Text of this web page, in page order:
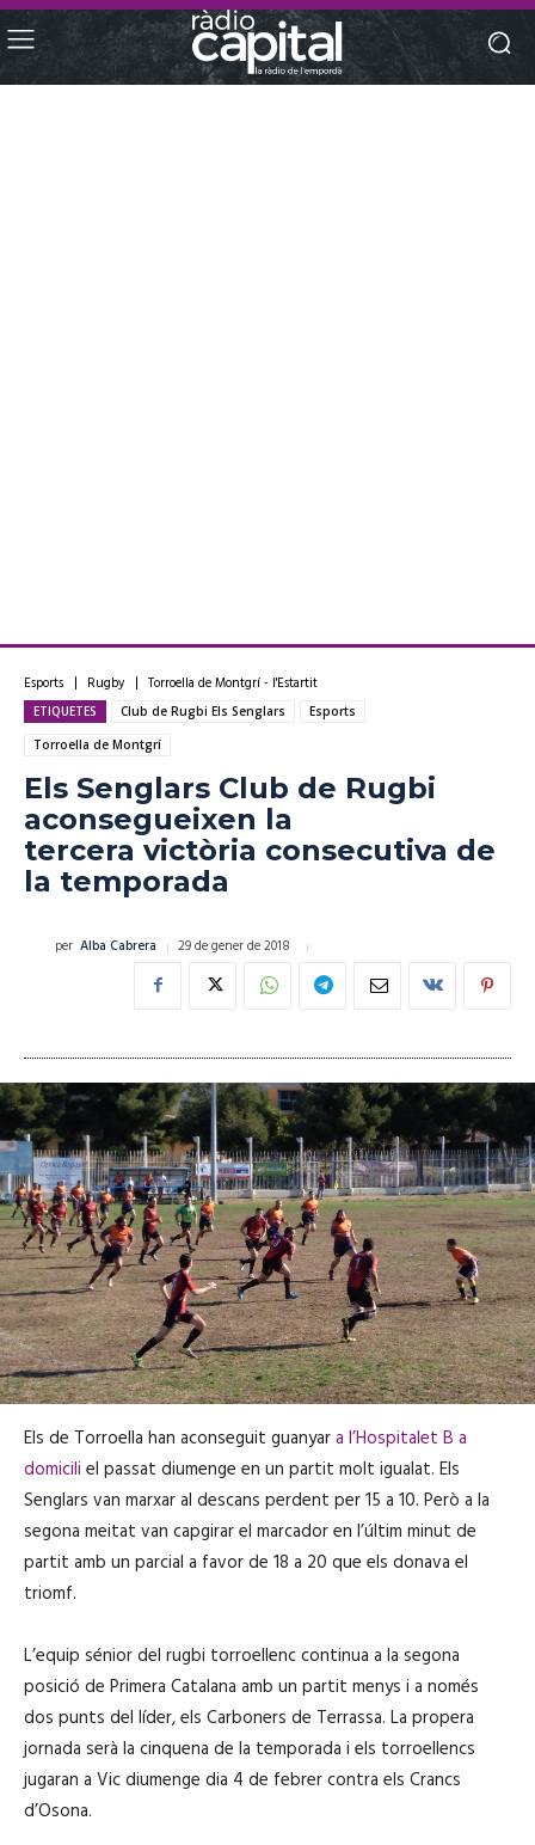
Esports Rugby Torroella de Montgrí - l'Estartit
ETIQUETES Club de Rugbi Els Senglars
Esports
Torroella de Montgrí
Els Senglars Club de Rugbi
aconsegueixen la
tercera victòria consecutiva de
la temporada
per Alba Cabrera 29 de gener de 2018
Els de Torroella han aconseguit guanyara l’Hospitalet B a
domicili el passat diumenge en un partit molt igualat. Els
Senglars van marxar al descans perdent per 15 a 10. Però a la
segona meitat van capgirar el marcador en l’últim minut de
partit amb un parcial a favor de 18 a 20 que els donava el
triomf.
L’equip sénior del rugbi torroellenc continua a la segona
posició de Primera Catalana amb un partit menys i a només
dos punts del líder, els Carboners de Terrassa. La propera
jornada serà la cinquena de la temporada i els torroellencs
jugaran a Vic diumenge dia 4 de febrer contra els Crancs
d’Osona.